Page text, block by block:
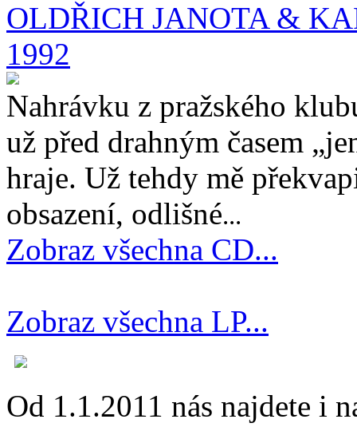
OLDŘICH JANOTA &
1992
Nahrávku z pražského
už před drahným časem
hraje. Už tehdy mě
obsazení, odlišné...
Zobraz všechna CD...
Zobraz všechna LP...
Od 1.1.2011 nás najdete i